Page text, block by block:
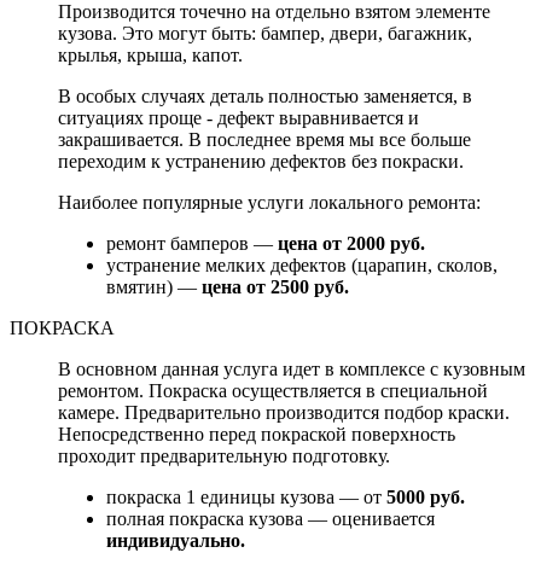
Производится точечно на отдельно взятом элементе
кузова. Это могут быть: бампер, двери, багажник,
крылья, крыша, капот.
В особых случаях деталь полностью заменяется, в
ситуациях проще - дефект выравнивается и
закрашивается. В последнее время мы все больше
переходим к устранению дефектов без покраски.
Наиболее популярные услуги локального ремонта:
ремонт бамперов — цена от 2000 руб.
устранение мелких дефектов (царапин, сколов,
вмятин) — цена от 2500 руб.
ПОКРАСКА
В основном данная услуга идет в комплексе с кузовным
ремонтом. Покраска осуществляется в специальной
камере. Предварительно производится подбор краски.
Непосредственно перед покраской поверхность
проходит предварительную подготовку.
покраска 1 единицы кузова — от 5000 руб.
полная покраска кузова — оценивается
индивидуально.